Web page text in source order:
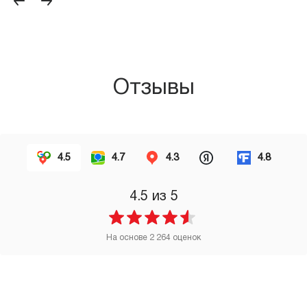
Отзывы
4.5 4.7 4.3 4.8
4.5 из 5
На основе 2 264 оценок